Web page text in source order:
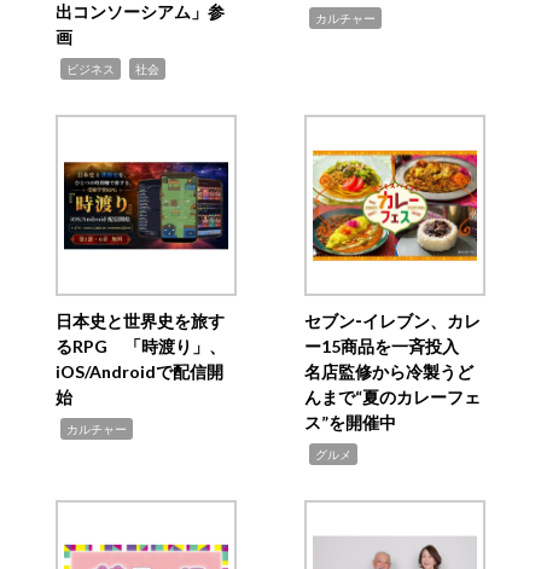
出コンソーシアム」参
画
ビジネス 社会
カルチャー
日本史と世界史を旅す
るRPG 「時渡り」、
iOS/Androidで配信開
始
カルチャー
セブン‐イレブン、カレ
ー15商品を一斉投入
名店監修から冷製うど
んまで“夏のカレーフェ
ス”を開催中
グルメ